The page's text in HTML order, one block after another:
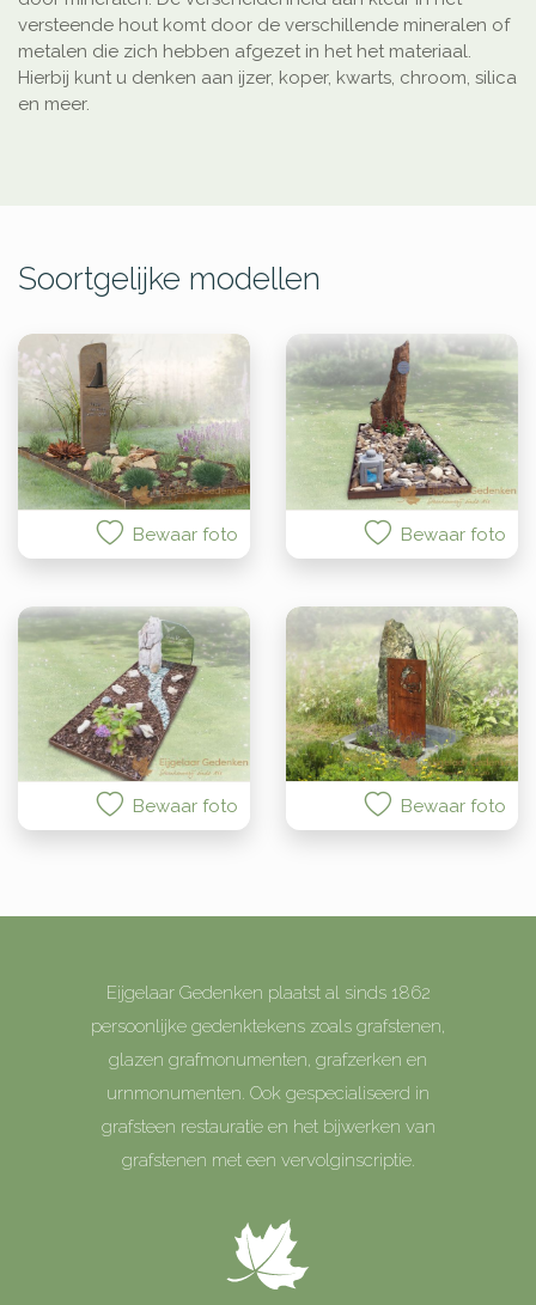
versteende hout komt door de verschillende mineralen of
metalen die zich hebben afgezet in het het materiaal.
Hierbij kunt u denken aan ijzer, koper, kwarts, chroom, silica
en meer.
Soortgelijke modellen
Bewaar foto Bewaar foto
Bewaar foto Bewaar foto
Eijgelaar Gedenken plaatst al sinds 1862
persoonlijke gedenktekens zoals grafstenen,
glazen grafmonumenten, grafzerken en
urnmonumenten. Ook gespecialiseerd in
grafsteen restauratie en het bijwerken van
grafstenen met een vervolginscriptie.